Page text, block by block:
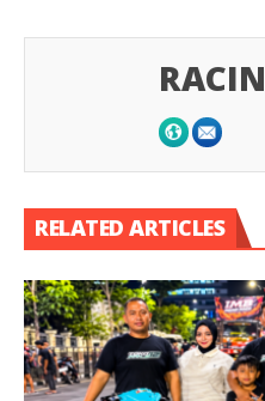
RELATED ARTICLES